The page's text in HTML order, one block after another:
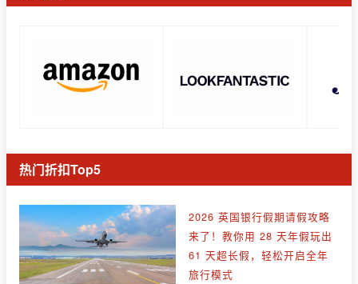
热门折扣Top5
2026 英国银行假期请假攻略
来了！教你用 28 天年假玩出
61 天超长假，轻松开启全年
旅行模式